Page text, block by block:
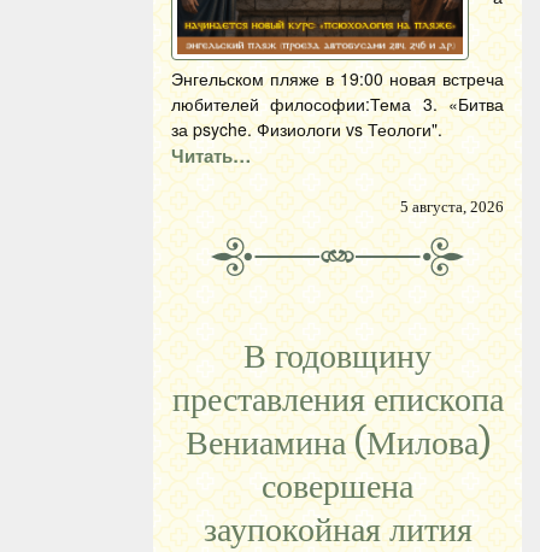
Энгельском пляже в 19:00 новая встреча
любителей философии:Тема 3. «Битва
за psyche. Физиологи vs Теологи".
Читать…
5 августа, 2026
В годовщину
преставления епископа
Вениамина (Милова)
совершена
заупокойная лития